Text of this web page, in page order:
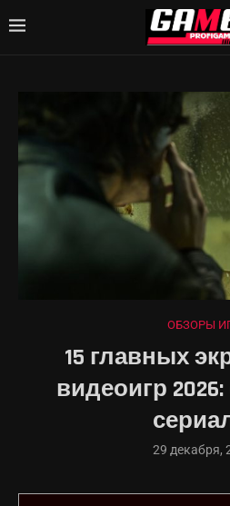
ОБЗОРЫ
15 главных
видеоигр
29 декабря,